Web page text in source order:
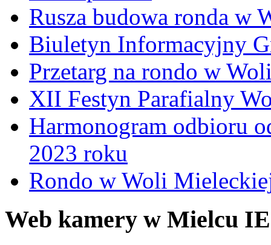
Rusza budowa ronda w
Biuletyn Informacyjny
Przetarg na rondo w
XII Festyn Parafialny
Harmonogram odbioru
2023 roku
Rondo w Woli
Web kamery w Mielcu IE